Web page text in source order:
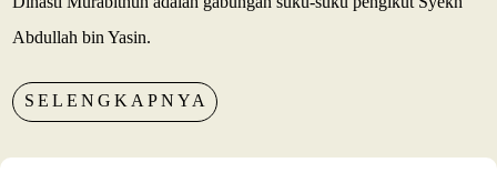
Abdullah bin Yasin.
SELENGKAPNYA